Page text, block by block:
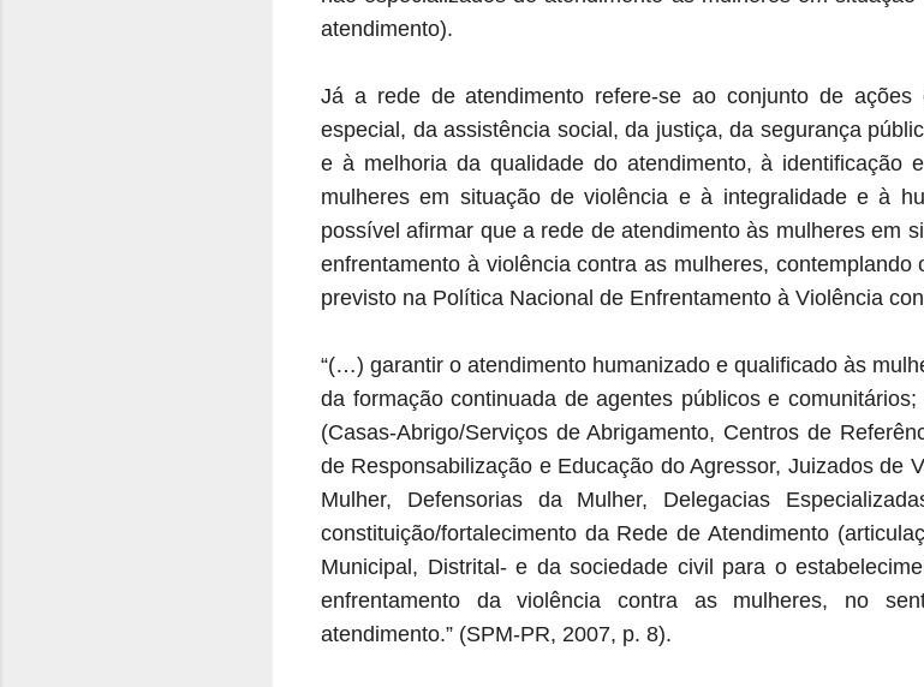
atendimento).
Já a rede de atendimento refere-se ao conjunto de
especial, da assistência social, da justiça, da segurança
e à melhoria da qualidade do atendimento, à identificação
mulheres em situação de violência e à integralidade e à
possível afirmar que a rede de atendimento às mulheres em
enfrentamento à violência contra as mulheres, contemplando
previsto na Política Nacional de Enfrentamento à Violência
“(…) garantir o atendimento humanizado e qualificado às
da formação continuada de agentes públicos e
(Casas-Abrigo/Serviços de Abrigamento, Centros de
de Responsabilização e Educação do Agressor, Juizados de
Mulher, Defensorias da Mulher, Delegacias
constituição/fortalecimento da Rede de Atendimento
Municipal, Distrital- e da sociedade civil para o
enfrentamento da violência contra as mulheres, no
atendimento.” (SPM-PR, 2007, p. 8).